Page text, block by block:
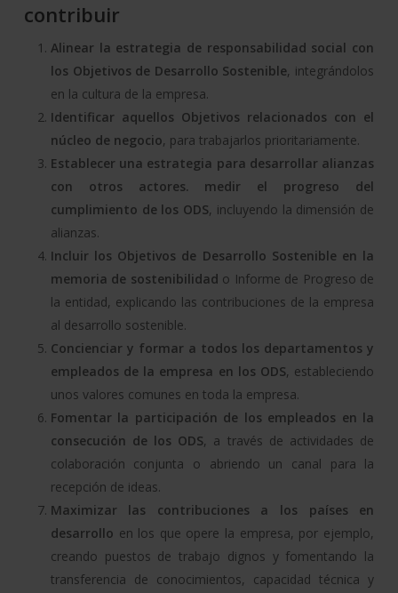
contribuir
Alinear la estrategia de responsabilidad social con
los Objetivos de Desarrollo Sostenible, integrándolos
en la cultura de la empresa.
Identificar aquellos Objetivos relacionados con el
núcleo de negocio, para trabajarlos prioritariamente.
Establecer una estrategia para desarrollar alianzas
con otros actores. medir el progreso del
cumplimiento de los ODS, incluyendo la dimensión de
alianzas.
Incluir los Objetivos de Desarrollo Sostenible en la
memoria de sostenibilidad o Informe de Progreso de
la entidad, explicando las contribuciones de la empresa
al desarrollo sostenible.
Concienciar y formar a todos los departamentos y
empleados de la empresa en los ODS, estableciendo
unos valores comunes en toda la empresa.
Fomentar la participación de los empleados en la
consecución de los ODS, a través de actividades de
colaboración conjunta o abriendo un canal para la
recepción de ideas.
Maximizar las contribuciones a los países en
desarrollo en los que opere la empresa, por ejemplo,
creando puestos de trabajo dignos y fomentando la
transferencia de conocimientos, capacidad técnica y